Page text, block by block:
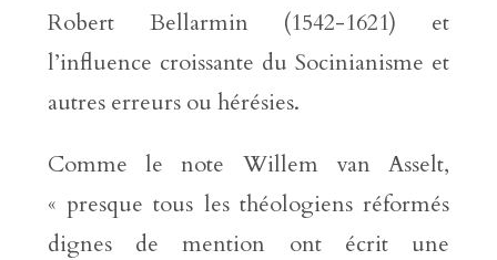
Robert Bellarmin (1542-1621) et
l’influence croissante du Socinianisme et
autres erreurs ou hérésies.
Comme le note Willem van Asselt,
« presque tous les théologiens réformés
dignes de mention ont écrit une